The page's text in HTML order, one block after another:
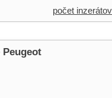
počet
Peugeot